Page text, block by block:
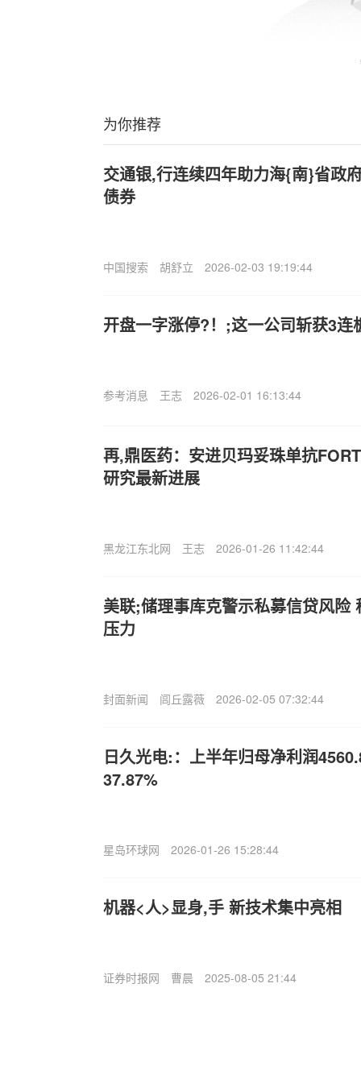
为你推荐
交通银,行连续四年助力海{南}省政
债券
中国搜索 胡舒立 2026-02-03 19:19:44
开盘一字涨停?！;这一公司斩获3连
参考消息 王志 2026-02-01 16:13:44
再,鼎医药：安进贝玛妥珠单抗
研究最新进展
黑龙江东北网 王志 2026-01-26 11:42:44
美联;储理事库克警示私募信贷风险
压力
封面新闻 闾丘露薇 2026-02-05 07:32:44
日久光电:：上半年归母净利润
37.87%
星岛环球网 2026-01-26 15:28:44
机器<人>显身,手 新技术集中亮相
证券时报网 曹晨 2025-08-05 21:44